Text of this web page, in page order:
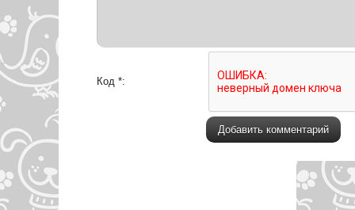
Код *: